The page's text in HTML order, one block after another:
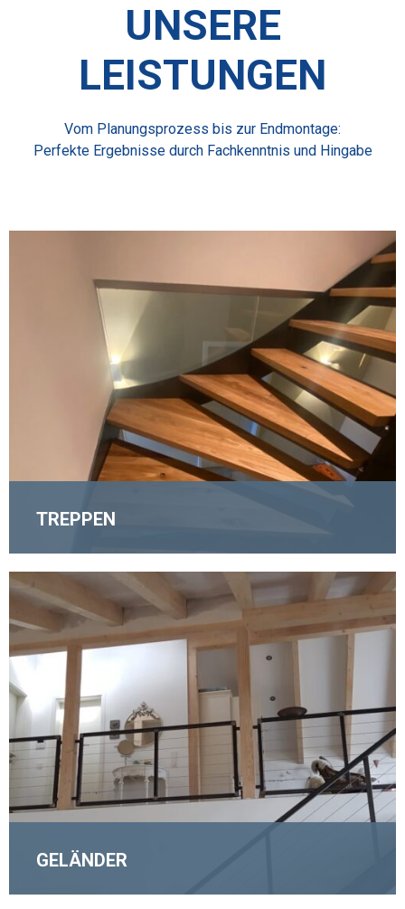
UNSERE
LEISTUNGEN
Vom Planungsprozess bis zur Endmontage:
Perfekte Ergebnisse durch Fachkenntnis und Hingabe
TREPPEN
MEHR ERFAHREN
GELÄNDER